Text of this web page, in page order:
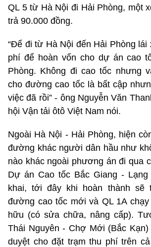
QL 5 từ Hà Nội đi Hải Phòng, một
trả 90.000 đồng.
“Để đi từ Hà Nội đến Hải Phòng lái
phí để hoàn vốn cho dự án cao
Phòng. Không đi cao tốc nhưng
cho đường cao tốc là bất cập
việc đã rồi” - ông Nguyễn Văn
hội Vận tải ôtô Việt Nam nói.
Ngoài Hà Nội - Hải Phòng, hiện
đường khác người dân hầu như
nào khác ngoài phương án đi qua
Dự án Cao tốc Bắc Giang -
khai, tới đây khi hoàn thành sẽ
đường cao tốc mới và QL 1A chạy
hữu (có sửa chữa, nâng cấp).
Thái Nguyên - Chợ Mới (Bắc
duyệt cho đặt trạm thu phí trên